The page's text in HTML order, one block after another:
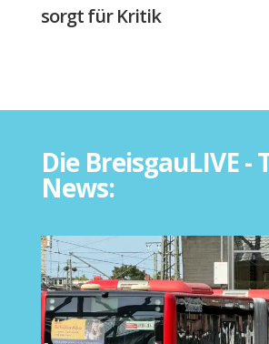
sorgt für Kritik
Die BreisgauLIVE -
News: